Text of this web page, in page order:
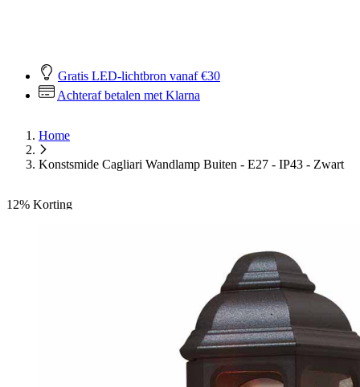
Gratis LED-lichtbron vanaf €30
Achteraf betalen met Klarna
Home
Konstsmide Cagliari Wandlamp Buiten - E27 - IP43 - Zwart
12% Korting